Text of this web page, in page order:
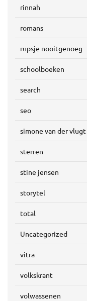
rinnah
romans
rupsje nooitgenoeg
schoolboeken
search
seo
simone van der vlugt
sterren
stine jensen
storytel
total
Uncategorized
vitra
volkskrant
volwassenen